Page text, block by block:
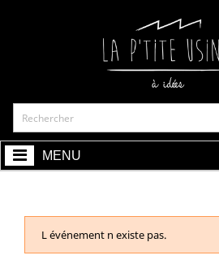
MENU
L événement n existe pas.